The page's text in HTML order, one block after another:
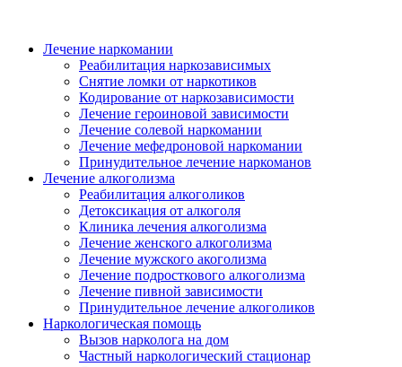
Лечение наркомании
Реабилитация наркозависимых
Снятие ломки от наркотиков
Кодирование от наркозависимости
Лечение героиновой зависимости
Лечение солевой наркомании
Лечение мефедроновой наркомании
Принудительное лечение наркоманов
Лечение алкоголизма
Реабилитация алкоголиков
Детоксикация от алкоголя
Клиника лечения алкоголизма
Лечение женского алкоголизма
Лечение мужского акоголизма
Лечение подросткового алкоголизма
Лечение пивной зависимости
Принудительное лечение алкоголиков
Наркологическая помощь
Вызов нарколога на дом
Частный наркологический стационар